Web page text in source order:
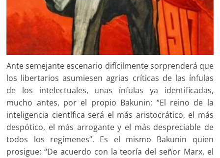
Ante semejante escenario difícilmente sorprenderá que
los libertarios asumiesen agrias críticas de las ínfulas
de los intelectuales, unas ínfulas ya identificadas,
mucho antes, por el propio Bakunin: “El reino de la
inteligencia científica será el más aristocrático, el más
despótico, el más arrogante y el más despreciable de
todos los regímenes”. Es el mismo Bakunin quien
prosigue: “De acuerdo con la teoría del señor Marx, el